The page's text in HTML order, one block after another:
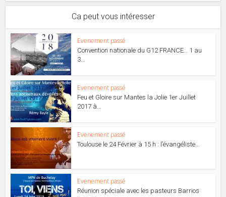
Ca peut vous intéresser
Evenement passé
Convention nationale du G12 FRANCE… 1 au
3...
Evenement passé
Feu et Gloire sur Mantes la Jolie 1er Juillet
2017 à...
Evenement passé
Toulouse le 24 Février à 15 h : l’évangéliste...
Evenement passé
Réunion spéciale avec les pasteurs Barrios